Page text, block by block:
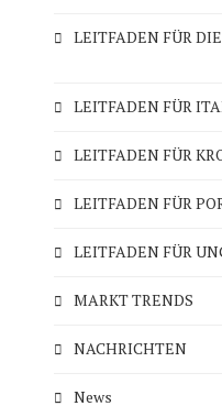
LEITFADEN FÜR
LEITFADEN FÜR
LEITFADEN FÜR
LEITFADEN FÜR
LEITFADEN FÜR
MARKT TRENDS
NACHRICHTEN
News